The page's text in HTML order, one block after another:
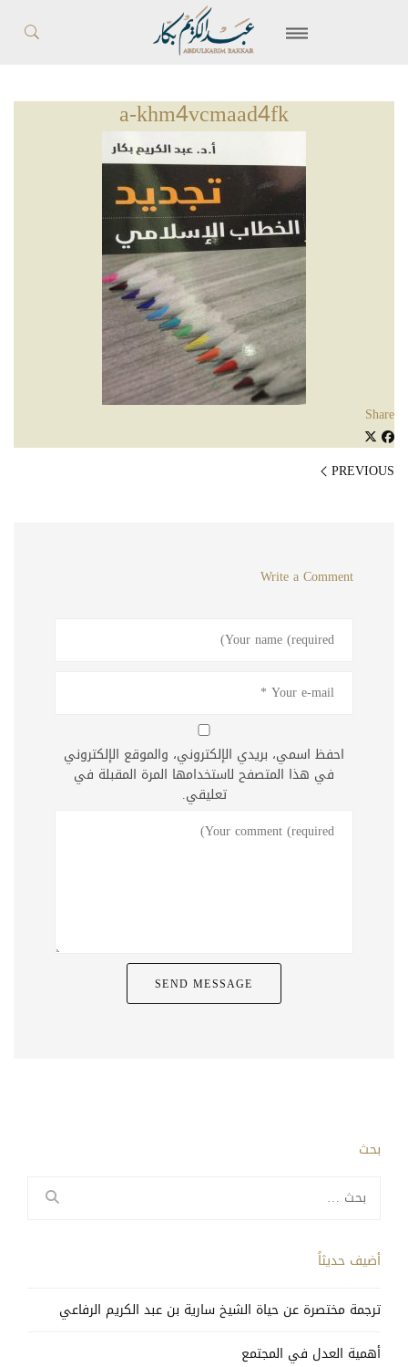
a-khm4vcmaad4fk
Share
PREVIOUS
Write a Comment
احفظ اسمي، بريدي الإلكتروني، والموقع الإلكتروني
في هذا المتصفح لاستخدامها المرة المقبلة في
تعليقي.
بحث
عن:
أضيف حديثاً
ترجمة مختصرة عن حياة الشيخ سارية بن عبد الكريم الرفاعي
أهمية العدل في المجتمع